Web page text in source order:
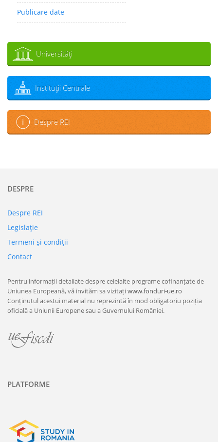
Publicare date
Universităţi
Instituţii Centrale
Despre REI
DESPRE
Despre REI
Legislaţie
Termeni şi condiţii
Contact
Pentru informații detaliate despre celelalte programe cofinanțate de
Uniunea Europeană, vă invităm sa vizitațiwww.fonduri-ue.ro
Conținutul acestui material nu reprezintă în mod obligatoriu poziția
oficială a Uniunii Europene sau a Guvernului României.
PLATFORME